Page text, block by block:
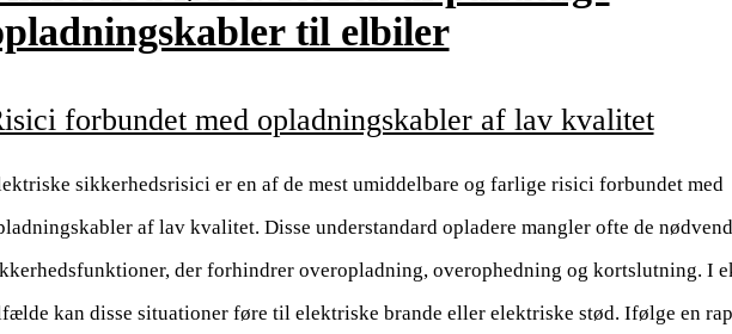
til elbiler
forbundet med opladningskabler af lav kvalitet
sikkerhedsrisici er en af de mest umiddelbare og farlige risici forbundet med
af lav kvalitet. Disse understandard opladere mangler ofte de
der forhindrer overopladning, overophedning og kortslutning. I
kan disse situationer føre til elektriske brande eller elektriske stød. Ifølge en